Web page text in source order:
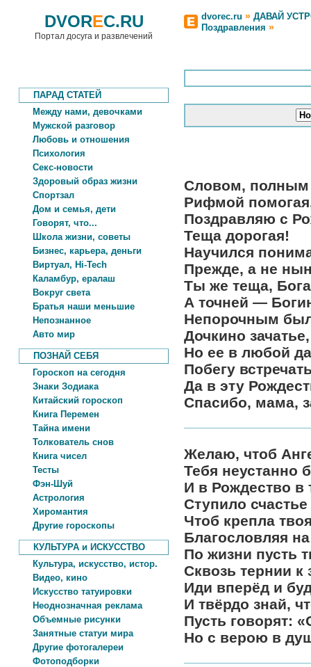
DVOREC.RU
Портал досуга и развлечений
dvorec.ru » ДАВАЙ
Поздравления »
ПАРАД СТАТЕЙ
Между нами, девочками
Мужской разговор
Любовь и отношения
Психология
Секс-новости
Здоровый образ жизни
Спортзал
Дом и семья, дети
Говорят, что...
Школа жизни, советы
Бизнес, карьера, деньги
Виртуал, Hi-Tech
Каламбур, ералаш
Вокруг света
Братья наши меньшие
Непознанное
Авто мир
ПОЗНАЙ СЕБЯ
Гороскоп на сегодня
Знаки Зодиака
Китайский гороскоп
Книга Перемен
Тайна имени
Толкователь снов
Книга чисел
Тесты
Фэн-Шуй
Астрология
Хиромантия
Другие гороскопы
КУЛЬТУРА и ИСКУССТВО
Культура, искусство, истор.
Видео, кино
Искусство татуировки
Неоднозначная реклама
Объемные рисунки
Занятные статуи мира
Другие фотогалереи
Фотоподборки
Словом, полным
Рифмой
Поздравляю с
Теща дорогая!
Научился
Прежде, а не
Ты же теща,
А точней —
Непорочным
Дочкино зачатье,
Но ее в любой
Побегу
Да в эту
Спасибо, мама,
Желаю, чтоб
Тебя неустанно
И в Рождество в
Ступило
Чтоб крепла
Благословляя
По жизни пусть
Сквозь тернии к
Иди вперёд и
И твёрдо знай,
Пусть говорят:
Но с верою в